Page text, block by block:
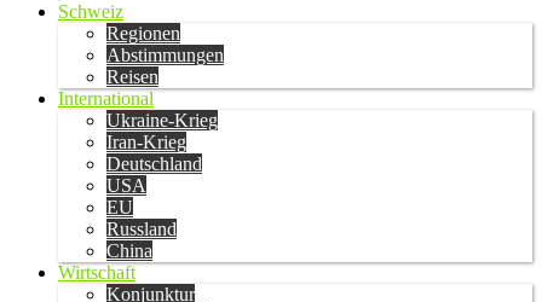
Schweiz
Regionen
Abstimmungen
Reisen
International
Ukraine-Krieg
Iran-Krieg
Deutschland
USA
EU
Russland
China
Wirtschaft
Konjunktur